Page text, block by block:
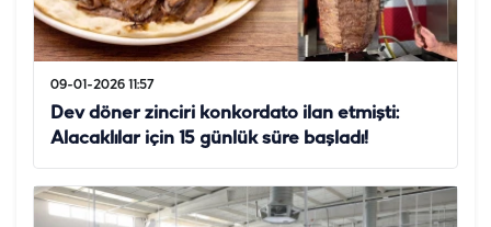
09-01-2026 11:57
Dev döner zinciri konkordato ilan etmişti:
Alacaklılar için 15 günlük süre başladı!